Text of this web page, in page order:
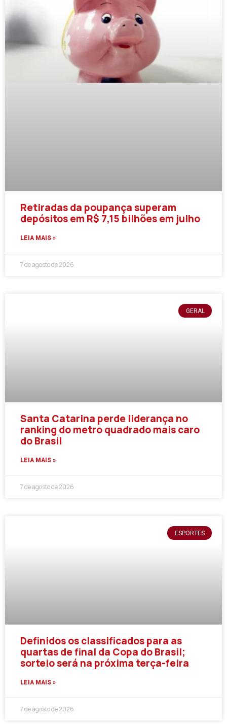
Retiradas da poupança superam
depósitos em R$ 7,15 bilhões em julho
LEIA MAIS »
7 de agosto de 2026
GERAL
Santa Catarina perde liderança no
ranking do metro quadrado mais caro
do Brasil
LEIA MAIS »
7 de agosto de 2026
ESPORTES
Definidos os classificados para as
quartas de final da Copa do Brasil;
sorteio será na próxima terça-feira
LEIA MAIS »
7 de agosto de 2026